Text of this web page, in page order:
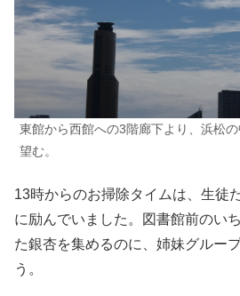
東館から西館への3階廊下より、浜松
望む。
13時からのお掃除タイムは、生徒
に励んでいました。図書館前のい
た銀杏を集めるのに、姉妹グルー
う。